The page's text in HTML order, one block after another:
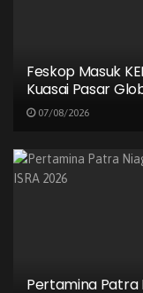
07/
Feskop Masuk
Kuasai Pasar
07/08/2026
Pertamina Patra